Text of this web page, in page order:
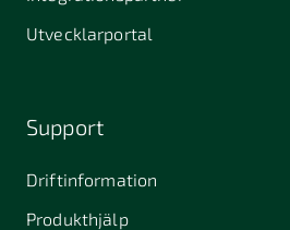
Utvecklarportal
Support
Driftinformation
Produkthjälp